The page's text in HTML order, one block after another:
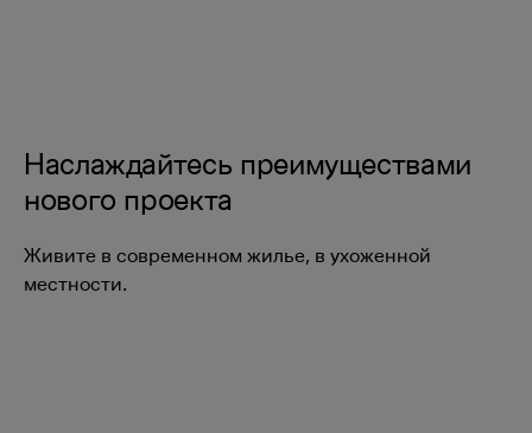
Наслаждайтесь преимуществами
нового проекта
Живите в современном жилье, в ухоженной
местности.